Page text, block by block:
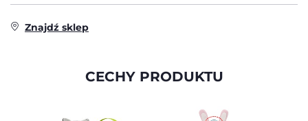
Znajdź sklep
CECHY PRODUKTU